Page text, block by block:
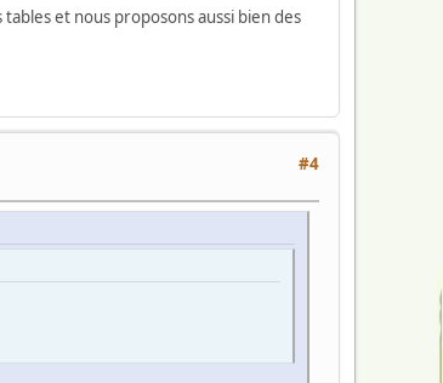
et nous proposons aussi bien des
#4